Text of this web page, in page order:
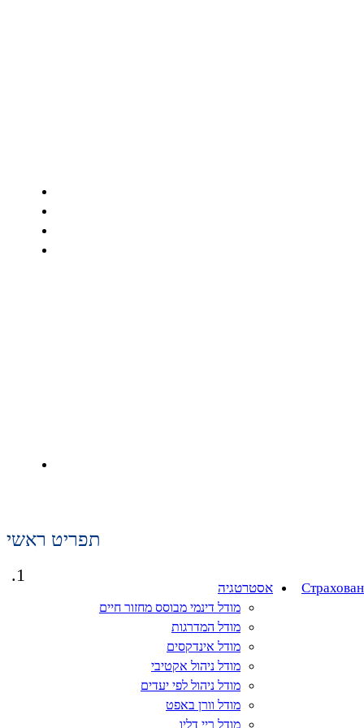
תפריט ראשי
אסטרטגיה
מודל דינמי מבוסס מחזור חיים
מודל המדרגות
מודל אינדקסים
מודל ניהול אקטיבי
מודל ניהול לפי יעדים
מודל וורן באפט
מודל ריי דליו